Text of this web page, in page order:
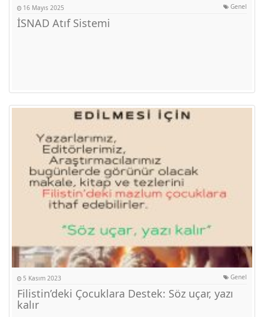
16 Mayıs 2025 Genel
İSNAD Atıf Sistemi
5 Kasım 2023 Genel
Filistin’deki Çocuklara Destek: Söz uçar, yazı
kalır